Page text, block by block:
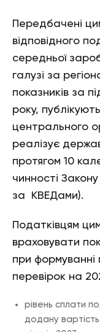
Передбачені
відповідного
середньої
галузі за
показників за
року,
центрального
реалізує
протягом 10
чинності
за КВЕДами).
Податківцям
враховувати
при
перевірок на
рівень сплати
додану вартість